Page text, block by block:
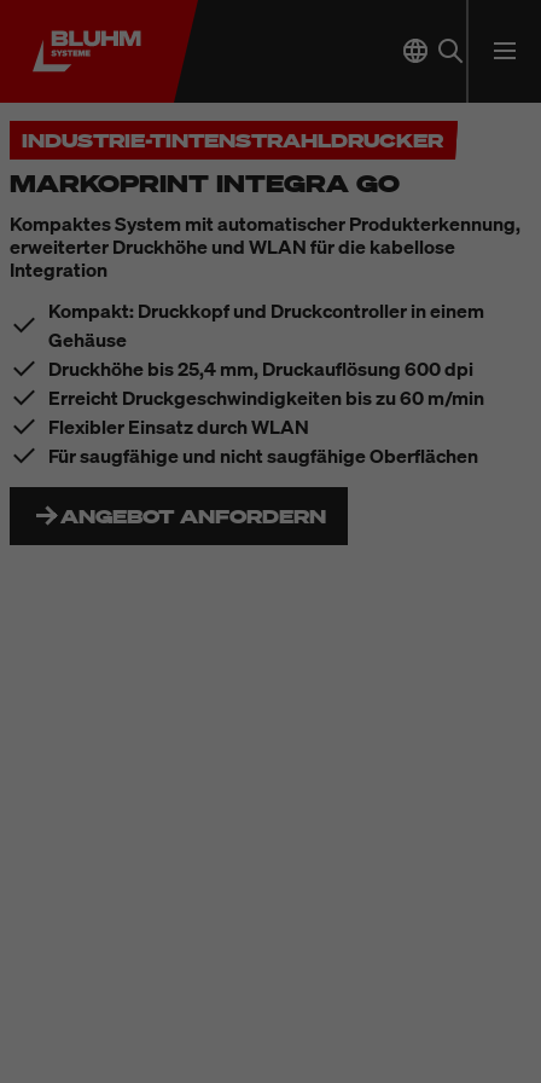
INDUSTRIE-TINTENSTRAHLDRUCKER
MARKOPRINT INTEGRA GO
Kompaktes System mit automatischer Produkterkennung,
erweiterter Druckhöhe und WLAN für die kabellose
Integration
Kompakt: Druckkopf und Druckcontroller in einem
Gehäuse
Druckhöhe bis 25,4 mm, Druckauflösung 600 dpi
Erreicht Druckgeschwindigkeiten bis zu 60 m/min
Flexibler Einsatz durch WLAN
Für saugfähige und nicht saugfähige Oberflächen
ANGEBOT ANFORDERN